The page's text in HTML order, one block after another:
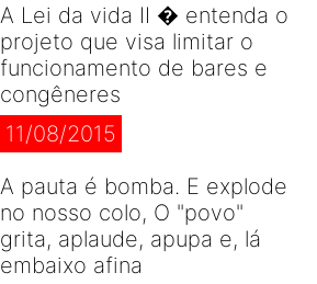
A Lei da vida II � entenda o
projeto que visa limitar o
funcionamento de bares e
congêneres
11/08/2015
A pauta é bomba. E explode
no nosso colo, O "povo"
grita, aplaude, apupa e, lá
embaixo afina